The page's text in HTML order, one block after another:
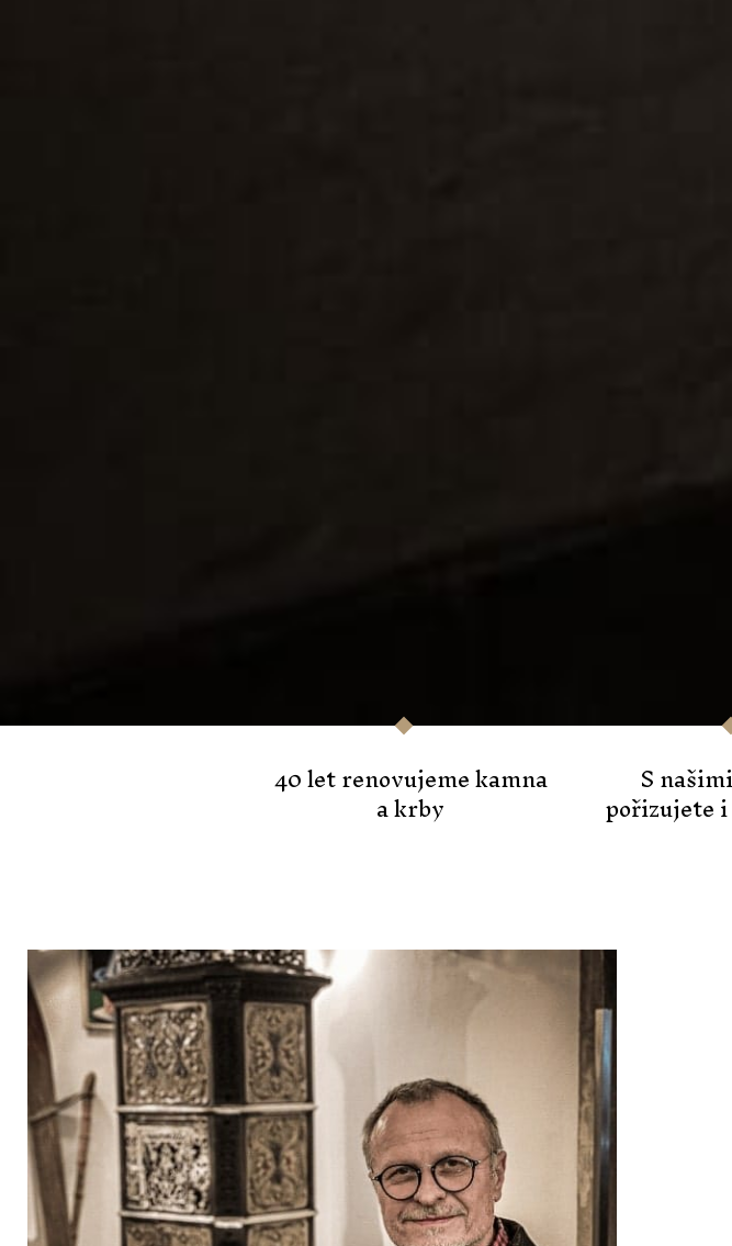
40 let renovujeme kamna
a krby
S
pořizujete